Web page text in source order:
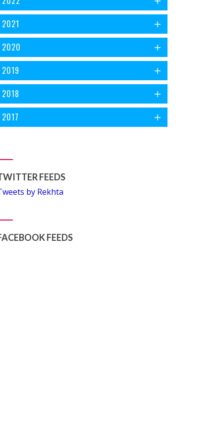
2021
2020
2019
2018
2017
FEEDS
by Rekhta
FEEDS